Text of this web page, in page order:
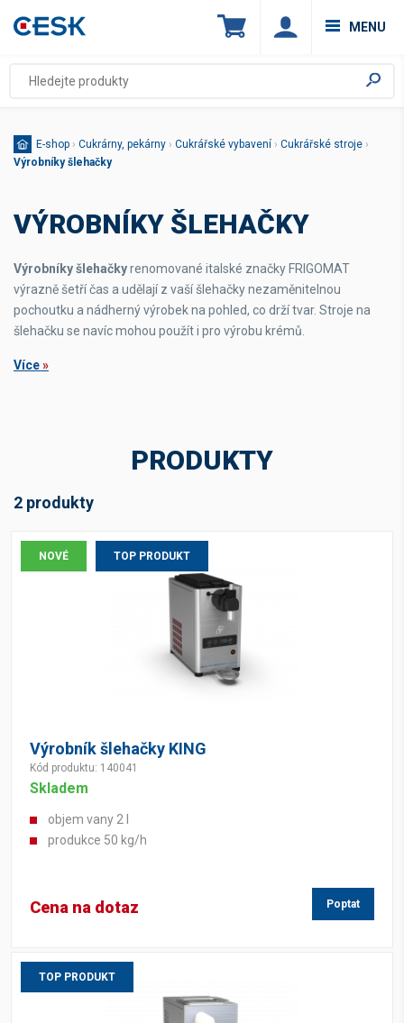
MENU
E-shop › Cukrárny, pekárny › Cukrářské vybavení › Cukrářské stroje ›
Výrobníky šlehačky
VÝROBNÍKY ŠLEHAČKY
Výrobníky šlehačkyrenomované italské značky FRIGOMAT
výrazně šetří čas a udělají z vaší šlehačky nezaměnitelnou
pochoutku a nádherný výrobek na pohled, co drží tvar. Stroje na
šlehačku se navíc mohou použít i pro výrobu krémů.
Více»
PRODUKTY
2 produkty
NOVÉ TOP PRODUKT
Výrobník šlehačky KING
Kód produktu: 140041
Skladem
objem vany 2 l
produkce 50 kg/h
Cena na dotaz Poptat
TOP PRODUKT